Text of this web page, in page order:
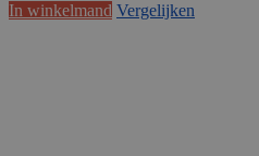
In winkelmand Vergelijken